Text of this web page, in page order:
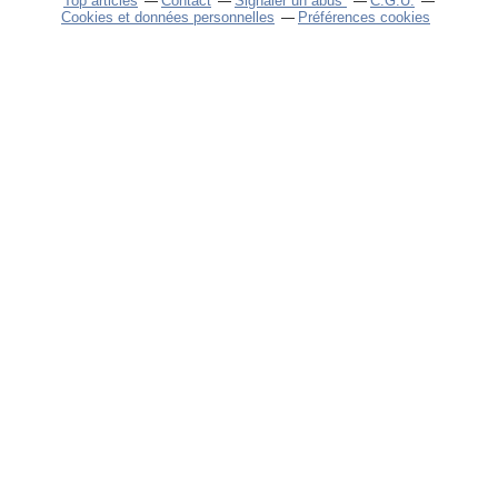
Cookies et données personnelles
Préférences cookies